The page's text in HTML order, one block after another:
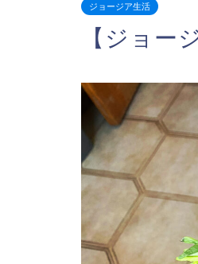
ジョージア生活
【ジョー